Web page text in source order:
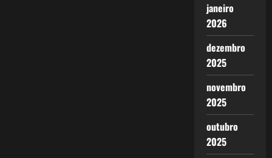
janeiro
2026
dezembro
2025
novembro
2025
outubro
2025